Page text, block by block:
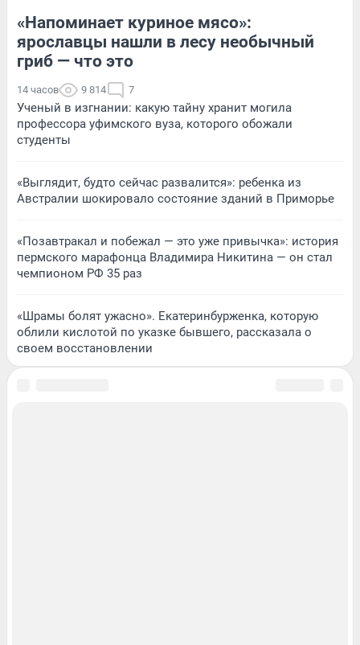
«Напоминает куриное мясо»:
ярославцы нашли в лесу необычный
гриб — что это
14 часов 9 814 7
Ученый в изгнании: какую тайну хранит могила
профессора уфимского вуза, которого обожали
студенты
«Выглядит, будто сейчас развалится»: ребенка из
Австралии шокировало состояние зданий в Приморье
«Позавтракал и побежал — это уже привычка»: история
пермского марафонца Владимира Никитина — он стал
чемпионом РФ 35 раз
«Шрамы болят ужасно». Екатеринбурженка, которую
облили кислотой по указке бывшего, рассказала о
своем восстановлении